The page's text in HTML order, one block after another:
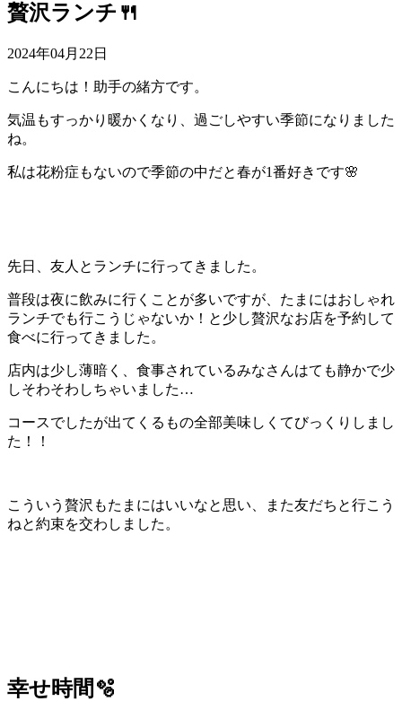
贅沢ランチ🍴
2024年04月22日
こんにちは！助手の緒方です。
気温もすっかり暖かくなり、過ごしやすい季節になりました
ね。
私は花粉症もないので季節の中だと春が1番好きです🌸
先日、友人とランチに行ってきました。
普段は夜に飲みに行くことが多いですが、たまにはおしゃれ
ランチでも行こうじゃないか！と少し贅沢なお店を予約して
食べに行ってきました。
店内は少し薄暗く、食事されているみなさんはても静かで少
しそわそわしちゃいました…
コースでしたが出てくるもの全部美味しくてびっくりしまし
た！！
こういう贅沢もたまにはいいなと思い、また友だちと行こう
ねと約束を交わしました。
幸せ時間🫧